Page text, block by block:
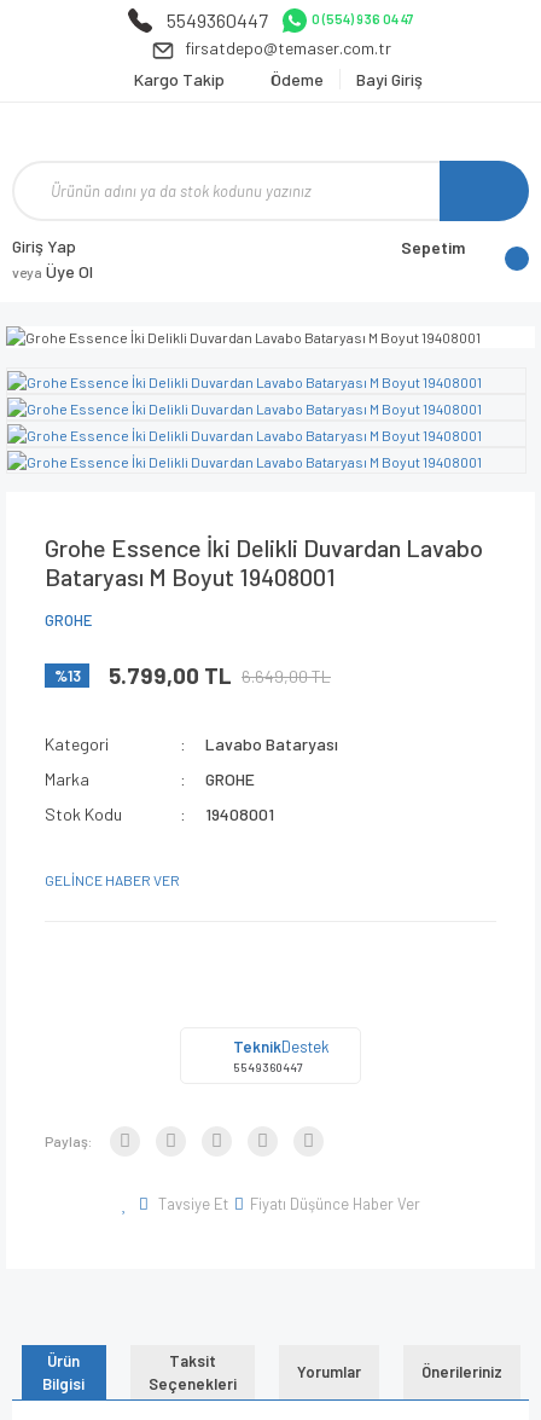
5549360447 0 (554) 936 04 47
firsatdepo@temaser.com.tr
Kargo Takip
Ödeme Bayi Giriş
Giriş Yap
veya Üye Ol
Sepetim
Grohe Essence İki Delikli Duvardan Lavabo
Bataryası M Boyut 19408001
GROHE
%13 5.799,00 TL 6.649,00 TL
Kategori
Lavabo Bataryası
Marka
GROHE
Stok Kodu
19408001
GELİNCE HABER VER
TeknikDestek
5549360447
Paylaş:
Tavsiye Et Fiyatı Düşünce Haber Ver
Ürün
Bilgisi
Taksit
Seçenekleri
Yorumlar Önerileriniz